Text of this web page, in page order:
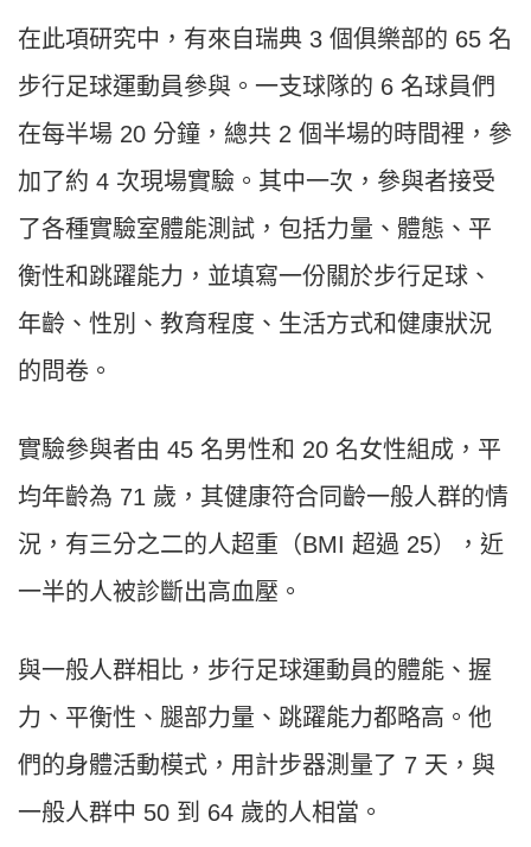
在此項研究中，有來自瑞典 3 個俱樂部的 65 名
步行足球運動員參與。一支球隊的 6 名球員們
在每半場 20 分鐘，總共 2 個半場的時間裡，參
加了約 4 次現場實驗。其中一次，參與者接受
了各種實驗室體能測試，包括力量、體態、平
衡性和跳躍能力，並填寫一份關於步行足球、
年齡、性別、教育程度、生活方式和健康狀況
的問卷。
實驗參與者由 45 名男性和 20 名女性組成，平
均年齡為 71 歲，其健康符合同齡一般人群的情
況，有三分之二的人超重（BMI 超過 25），近
一半的人被診斷出高血壓。
與一般人群相比，步行足球運動員的體能、握
力、平衡性、腿部力量、跳躍能力都略高。他
們的身體活動模式，用計步器測量了 7 天，與
一般人群中 50 到 64 歲的人相當。